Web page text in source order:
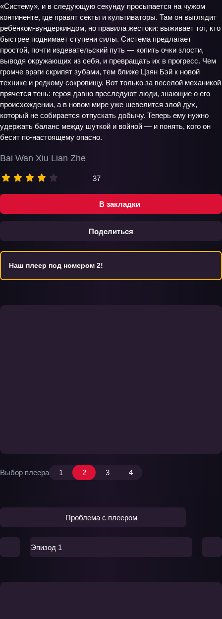
В закладки
Поделиться
Bai Wan Xiu Lian Zhe
37
«Систему», и в следующую секунду просыпается на чужом
континенте, где правят секты и культиваторы. Там он выглядит
ребёнком-вундеркиндом, но правила жестоки: выживает тот, кто
быстрее поднимает ступени силы. Система предлагает
простой, почти издевательский путь — копить очки злости,
выводя окружающих из себя, и превращать их в прогресс. Чем
громче враги скрипят зубами, тем ближе Цзян Бэй к новой
технике и редкому сокровищу. Вот только за веселой механикой
прячется тень: героя давно преследуют люди, знающие о его
происхождении, а в новом мире уже шевелится злой дух,
который не собирается отпускать добычу. Теперь ему нужно
удержать баланс между шуткой и войной — и понять, кого он
бесит по-настоящему опасно.
Наш плеер под номером 2!
Выбор плеера 1 2 3 4
Проблема с плеером
Эпизод 1